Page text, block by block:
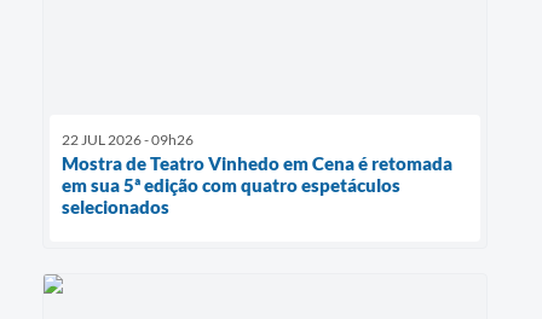
22 JUL 2026 - 09h26
Mostra de Teatro Vinhedo em Cena é retomada
em sua 5ª edição com quatro espetáculos
selecionados